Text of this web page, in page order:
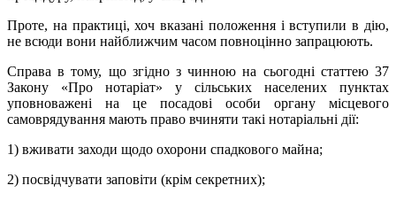
Проте, на практиці, хоч вказані положення і вступили в дію,
не всюди вони найближчим часом повноцінно запрацюють.
Справа в тому, що згідно з чинною на сьогодні статтею 37
Закону «Про нотаріат» у сільських населених пунктах
уповноважені на це посадові особи органу місцевого
самоврядування мають право вчиняти такі нотаріальні дії:
1) вживати заходи щодо охорони спадкового майна;
2) посвідчувати заповіти (крім секретних);